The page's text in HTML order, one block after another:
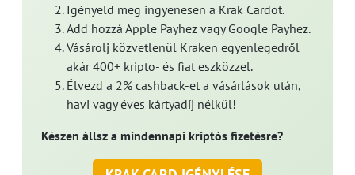
Igényeld meg ingyenesen a Krak Cardot.
Add hozzá Apple Payhez vagy Google Payhez.
Vásárolj közvetlenül Kraken egyenlegedről
akár 400+ kripto- és fiat eszközzel.
Élvezd a 2% cashback-et a vásárlások után,
havi vagy éves kártyadíj nélkül!
Készen állsz a mindennapi kriptós fizetésre?